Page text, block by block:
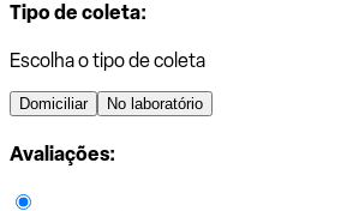
Tipo de coleta:
Escolha o tipo de coleta
Domiciliar No laboratório
Avaliações: